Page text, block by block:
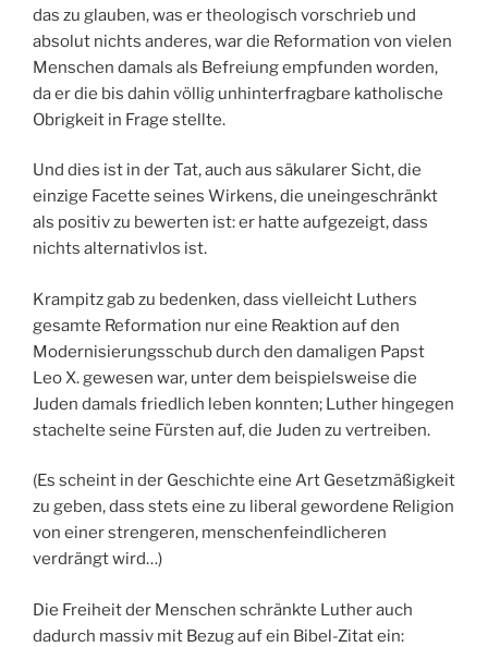
das zu glauben, was er theologisch vorschrieb und
absolut nichts anderes, war die Reformation von vielen
Menschen damals als Befreiung empfunden worden,
da er die bis dahin völlig unhinterfragbare katholische
Obrigkeit in Frage stellte.
Und dies ist in der Tat, auch aus säkularer Sicht, die
einzige Facette seines Wirkens, die uneingeschränkt
als positiv zu bewerten ist: er hatte aufgezeigt, dass
nichts alternativlos ist.
Krampitz gab zu bedenken, dass vielleicht Luthers
gesamte Reformation nur eine Reaktion auf den
Modernisierungsschub durch den damaligen Papst
Leo X. gewesen war, unter dem beispielsweise die
Juden damals friedlich leben konnten; Luther hingegen
stachelte seine Fürsten auf, die Juden zu vertreiben.
(Es scheint in der Geschichte eine Art Gesetzmäßigkeit
zu geben, dass stets eine zu liberal gewordene Religion
von einer strengeren, menschenfeindlicheren
verdrängt wird…)
Die Freiheit der Menschen schränkte Luther auch
dadurch massiv mit Bezug auf ein Bibel-Zitat ein: